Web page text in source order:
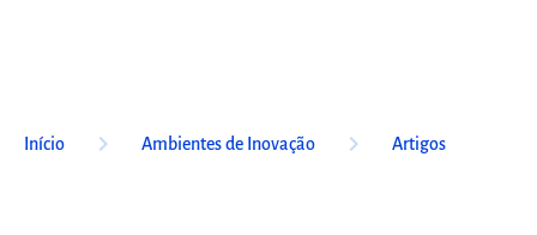
Início keyboard_arrow_right Ambientes de Inovação keyboard_arrow_right Artigos